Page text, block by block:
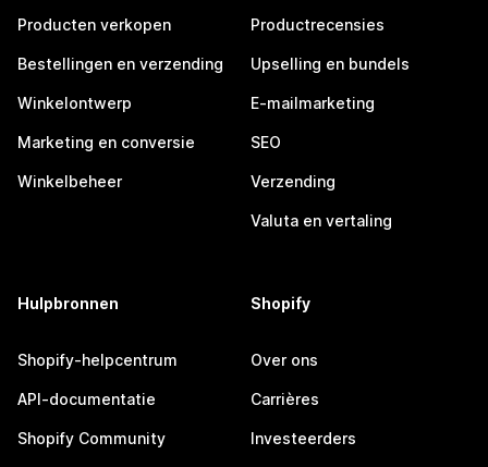
Producten verkopen
Bestellingen en verzending
Winkelontwerp
Marketing en conversie
Winkelbeheer
Productrecensies
Upselling en bundels
E-mailmarketing
SEO
Verzending
Valuta en vertaling
Hulpbronnen
Shopify-helpcentrum
API-documentatie
Shopify Community
Shopify
Over ons
Carrières
Investeerders